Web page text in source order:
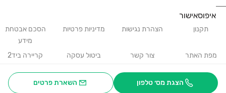
איפוסאישור
הצגת מס׳ טלפון השארת פרטים
תקנון הצהרת נגישות מדיניות פרטיות
הסכם אבטחת
מידע
מפת האתר
צור קשר ביטול עסקה
קריירה ביד2